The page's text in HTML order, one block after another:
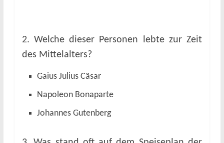
2. Welche dieser Personen lebte zur Zeit
des Mittelalters?
Gaius Julius Cäsar
Napoleon Bonaparte
Johannes Gutenberg